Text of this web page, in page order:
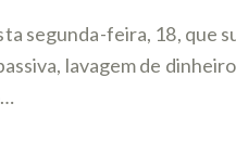
segunda-feira, 18, que
lavagem de